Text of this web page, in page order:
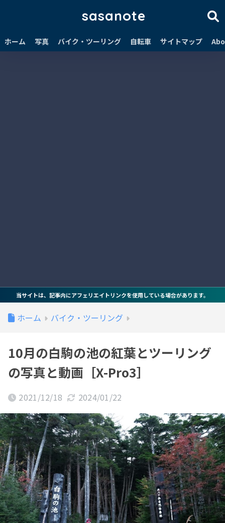
sasanote
ホーム 写真 バイク・ツーリング 自転車 サイトマップ
当サイトは、記事内にアフェリエイトリンクを使用している場合があります。
ホーム バイク・ツーリング
10月の白駒の池の紅葉とツーリング
の写真と動画［X-Pro3］
2021/12/18 2024/01/22